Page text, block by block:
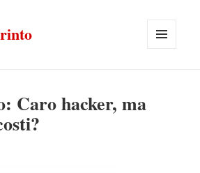
Caro hacker, ma